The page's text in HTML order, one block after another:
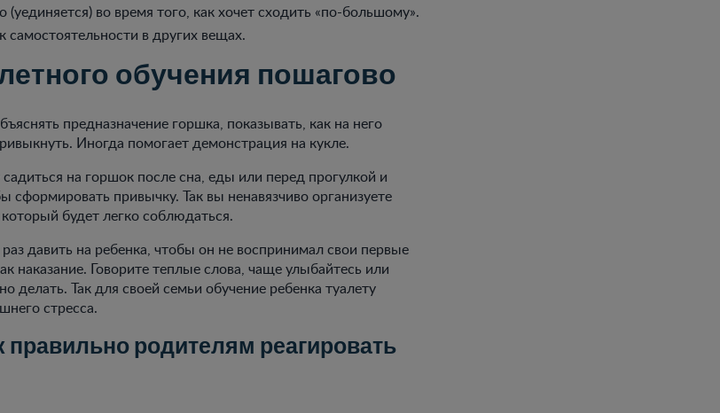
(уединяется) во время того, как хочет сходить «по-большому».
в других вещах.
обучения пошагово
предназначение горшка, показывать, как на него
Иногда помогает демонстрация на кукле.
на горшок после сна, еды или перед прогулкой и
сформировать привычку. Так вы ненавязчиво организуете
будет легко соблюдаться.
давить на ребенка, чтобы он не воспринимал свои первые
наказание. Говорите теплые слова, чаще улыбайтесь или
делать. Так для своей семьи обучение ребенка туалету
стресса.
правильно родителям реагировать